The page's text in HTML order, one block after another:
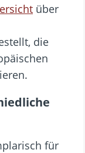
über
die
für